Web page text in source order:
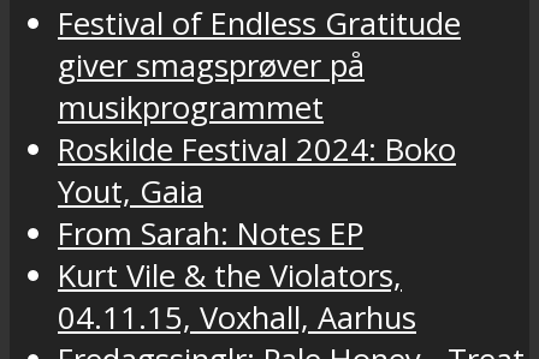
Festival of Endless Gratitude
giver smagsprøver på
musikprogrammet
Roskilde Festival 2024: Boko
Yout, Gaia
From Sarah: Notes EP
Kurt Vile & the Violators,
04.11.15, Voxhall, Aarhus